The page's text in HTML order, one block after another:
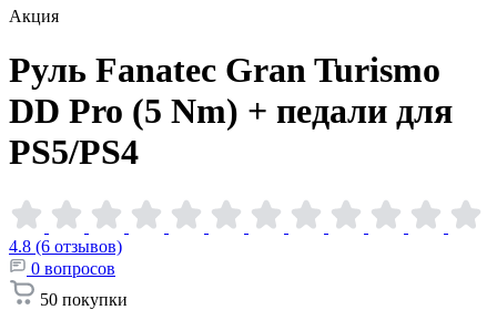
Акция
Руль Fanatec Gran Turismo
DD Pro (5 Nm) + педали для
PS5/PS4
4.8 (6 отзывов)
0 вопросов
50 покупки